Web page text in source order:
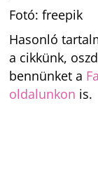
Fotó: freepik
Hasonló
a cikkünk,
bennünket a
oldalunkon is.